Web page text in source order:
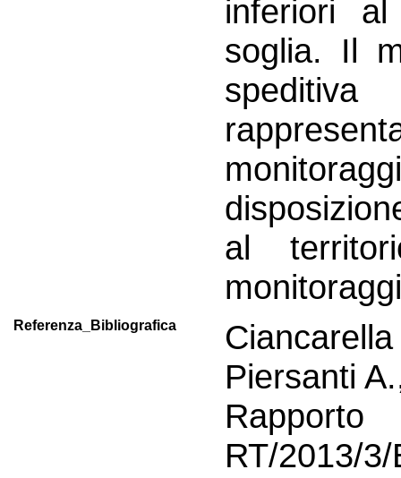
inferiori
soglia. Il
al
Referenza_Bibliografica
Piersanti
RT/2013/